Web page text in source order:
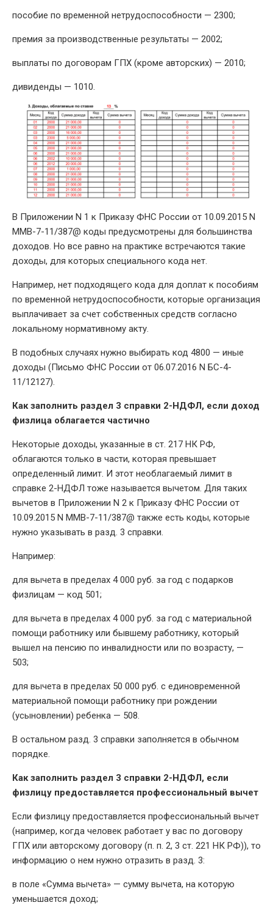
пособие по временной нетрудоспособности — 2300;
премия за производственные результаты — 2002;
выплаты по договорам ГПХ (кроме авторских) — 2010;
дивиденды — 1010.
В Приложении N 1 к Приказу ФНС России от 10.09.2015 N
ММВ-7-11/387@ коды предусмотрены для большинства
доходов. Но все равно на практике встречаются такие
доходы, для которых специального кода нет.
Например, нет подходящего кода для доплат к пособиям
по временной нетрудоспособности, которые организация
выплачивает за счет собственных средств согласно
локальному нормативному акту.
В подобных случаях нужно выбирать код 4800 — иные
доходы (Письмо ФНС России от 06.07.2016 N БС-4-
11/12127).
Как заполнить раздел 3 справки 2-НДФЛ, если доход
физлица облагается частично
Некоторые доходы, указанные в ст. 217 НК РФ,
облагаются только в части, которая превышает
определенный лимит. И этот необлагаемый лимит в
справке 2-НДФЛ тоже называется вычетом. Для таких
вычетов в Приложении N 2 к Приказу ФНС России от
10.09.2015 N ММВ-7-11/387@ также есть коды, которые
нужно указывать в разд. 3 справки.
Например:
для вычета в пределах 4 000 руб. за год с подарков
физлицам — код 501;
для вычета в пределах 4 000 руб. за год с материальной
помощи работнику или бывшему работнику, который
вышел на пенсию по инвалидности или по возрасту, —
503;
для вычета в пределах 50 000 руб. с единовременной
материальной помощи работнику при рождении
(усыновлении) ребенка — 508.
В остальном разд. 3 справки заполняется в обычном
порядке.
Как заполнить раздел 3 справки 2-НДФЛ, если
физлицу предоставляется профессиональный вычет
Если физлицу предоставляется профессиональный вычет
(например, когда человек работает у вас по договору
ГПХ или авторскому договору (п. п. 2, 3 ст. 221 НК РФ)), то
информацию о нем нужно отразить в разд. 3:
в поле «Сумма вычета» — сумму вычета, на которую
уменьшается доход;